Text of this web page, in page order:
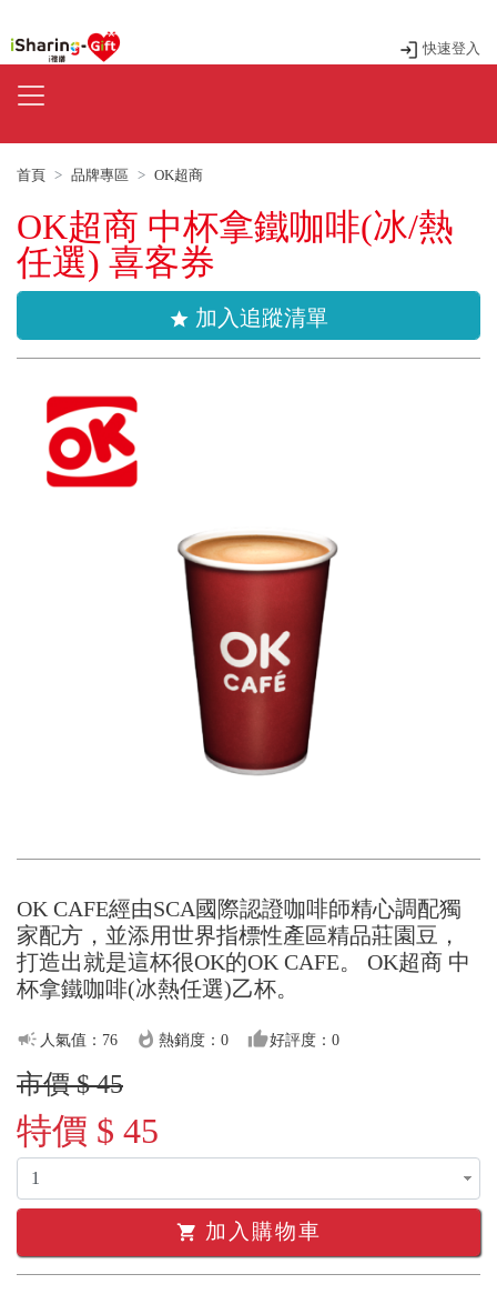
快速登入
首頁 品牌專區 OK超商
OK超商 中杯拿鐵咖啡(冰/熱
任選) 喜客券
star 加入追蹤清單
OK CAFE經由SCA國際認證咖啡師精心調配獨
家配方，並添用世界指標性產區精品莊園豆，
打造出就是這杯很OK的OK CAFE。 OK超商 中
杯拿鐵咖啡(冰熱任選)乙杯。
campaign 人氣值：76 whatshot 熱銷度：0 thumb_up好評度：0
市價 $ 45
特價 $ 45
shopping_cart 加入購物車